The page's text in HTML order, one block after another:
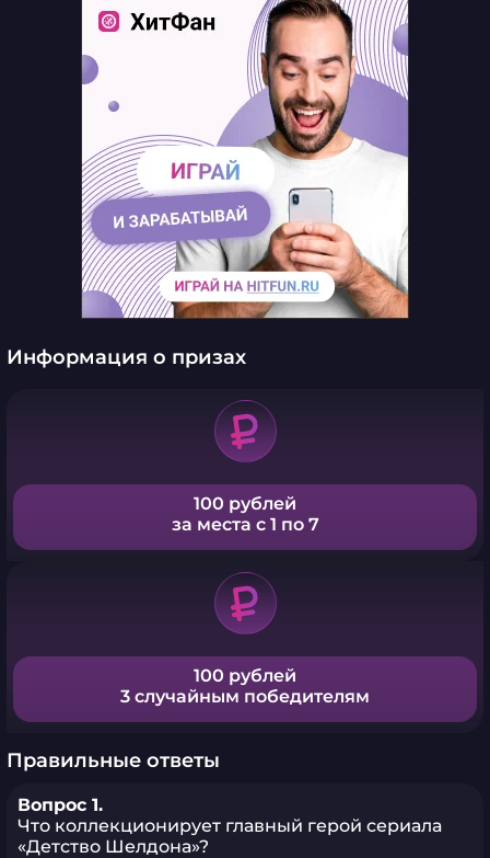
Информация о призах
100 рублей
за места с 1 по 7
100 рублей
3 случайным победителям
Правильные ответы
Вопрос 1.
Что коллекционирует главный герой сериала
«Детство Шелдона»?